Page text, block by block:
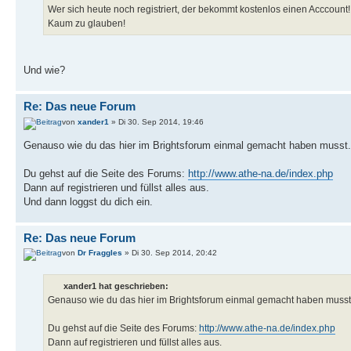
Wer sich heute noch registriert, der bekommt kostenlos einen Acccount!
Kaum zu glauben!
Und wie?
Re: Das neue Forum
von xander1 » Di 30. Sep 2014, 19:46
Genauso wie du das hier im Brightsforum einmal gemacht haben musst.
Du gehst auf die Seite des Forums: http://www.athe-na.de/index.php
Dann auf registrieren und füllst alles aus.
Und dann loggst du dich ein.
Re: Das neue Forum
von Dr Fraggles » Di 30. Sep 2014, 20:42
xander1 hat geschrieben:
Genauso wie du das hier im Brightsforum einmal gemacht haben
Du gehst auf die Seite des Forums: http://www.athe-na.de/index.php
Dann auf registrieren und füllst alles aus.